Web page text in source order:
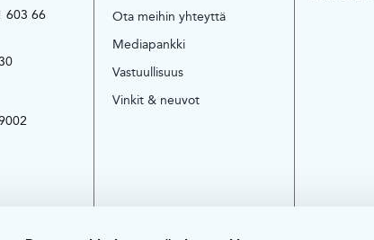
603 66
Ota meihin yhteyttä
Mediapankki
Vastuullisuus
Vinkit & neuvot